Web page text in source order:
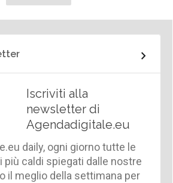
Iscriviti alla
newsletter di
Agendadigitale.eu
daily, ogni giorno tutte le
più caldi spiegati dalle nostre
il meglio della settimana per